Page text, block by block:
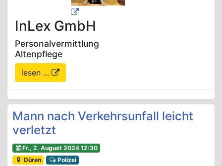
InLex GmbH
Personalvermittlung
Altenpflege
lesen ...
Mann nach Verkehrsunfall leicht
verletzt
Fr., 2. August 2024 12:30
Düren
Polizei